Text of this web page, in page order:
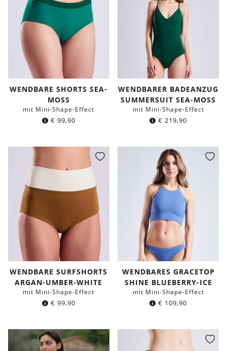
WENDBARE SHORTS SEA-
MOSS
mit Mini-Shape-Effect
€ 99,90
WENDBARER BADEANZUG
SUMMERSUIT SEA-MOSS
mit Mini-Shape-Effect
€ 219,90
WENDBARE SURFSHORTS
ARGAN-UMBER-WHITE
mit Mini-Shape-Effect
€ 99,90
WENDBARES GRACETOP
SHINE BLUEBERRY-ICE
mit Mini-Shape-Effect
€ 109,90